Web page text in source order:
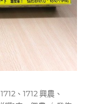
標
1712 、1712 興農 、